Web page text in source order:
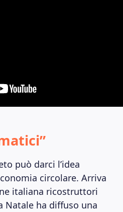
può darci l’idea
circolare. Arriva
italiana ricostruttori
Natale ha diffuso una